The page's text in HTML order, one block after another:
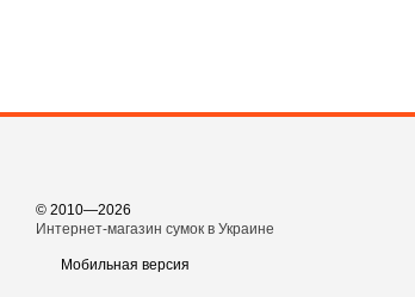
© 2010—2026
Интернет-магазин сумок в Украине
Мобильная версия